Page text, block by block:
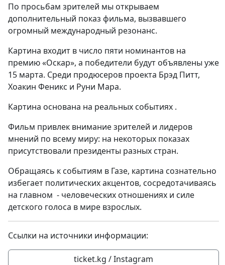
По просьбам зрителей мы открываем
дополнительный показ фильма, вызвавшего
огромный международный резонанс.
Картина входит в число пяти номинантов на
премию «Оскар», а победители будут объявлены уже
15 марта. Среди продюсеров проекта Брэд Питт,
Хоакин Феникс и Руни Мара.
Картина основана на реальных событиях .
Фильм привлек внимание зрителей и лидеров
мнений по всему миру: на некоторых показах
присутствовали президенты разных стран.
Обращаясь к событиям в Газе, картина сознательно
избегает политических акцентов, сосредотачиваясь
на главном - человеческих отношениях и силе
детского голоса в мире взрослых.
Ссылки на источники информации:
ticket.kg / Instagram